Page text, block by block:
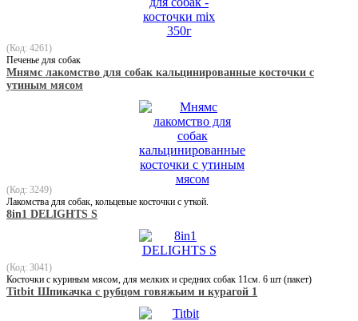
(Код: 4261)
Печенье для собак
Мнямс лакомство для собак кальцинированные косточки с
утиным мясом
(Код: 3249)
Лакомства для собак, кольцевые косточки с уткой.
8in1 DELIGHTS S
(Код: 3041)
Косточки с куриным мясом, для мелких и средних собак 11см. 6 шт (пакет)
Titbit Шпикачка с рубцом говяжьим и курагой 1